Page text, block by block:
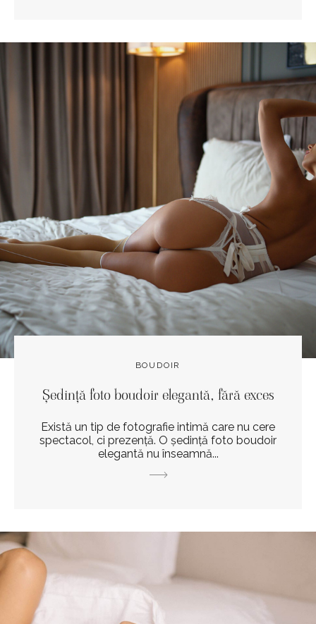
BOUDOIR
Ședință foto boudoir elegantă, fără exces
Există un tip de fotografie intimă care nu cere
spectacol, ci prezență. O ședință foto boudoir
elegantă nu înseamnă...